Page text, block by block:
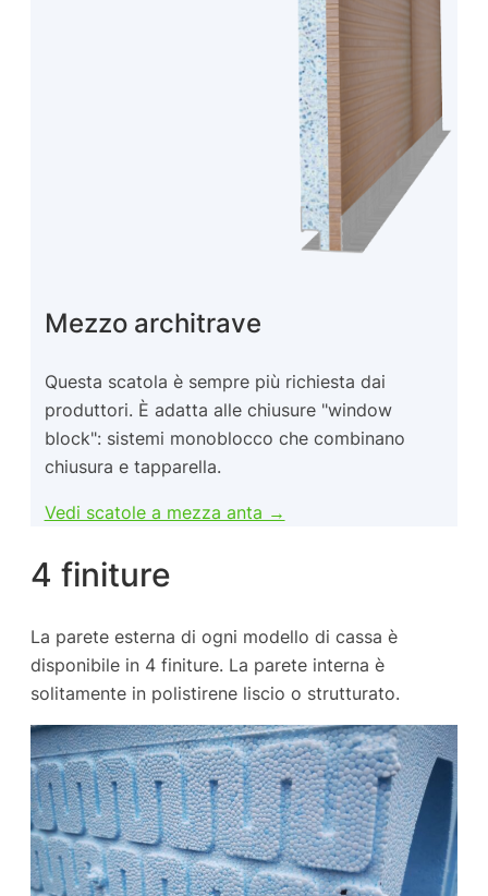
Mezzo architrave
Questa scatola è sempre più richiesta dai
produttori. È adatta alle chiusure "window
block": sistemi monoblocco che combinano
chiusura e tapparella.
Vedi scatole a mezza anta →
4 finiture
La parete esterna di ogni modello di cassa è
disponibile in 4 finiture. La parete interna è
solitamente in polistirene liscio o strutturato.